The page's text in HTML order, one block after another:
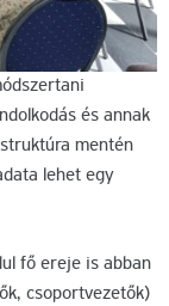
és annak
mentén
lehet egy
fő ereje is abban
csoportvezetők)